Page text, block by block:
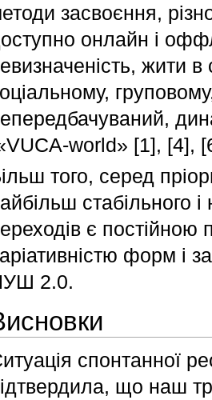
засвоєння,
онлайн і
жити
world» [1], [4],
того, серед
стабільного
є постійною
форм і
2.0.
спонтанної
що наш